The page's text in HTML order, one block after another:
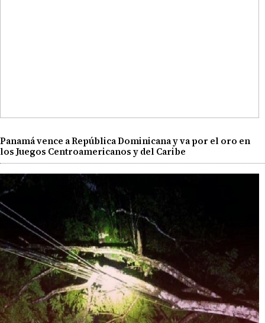
Panamá vence a República Dominicana y va por el oro en
los Juegos Centroamericanos y del Caribe